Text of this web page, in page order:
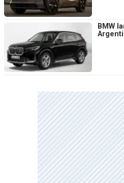
BMW